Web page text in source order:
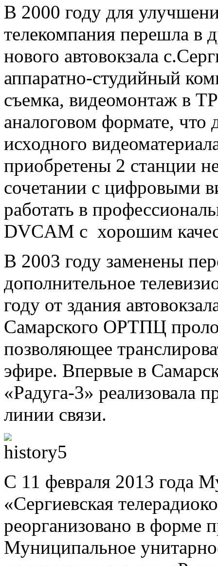
В 2000 году для
телекомпания перешла в
нового автовокзала
аппаратно-студийный
съемка, видеомонтаж в
аналоговом формате, что
исходного
приобретены 2 станции
сочетании с цифровыми
работать в
DVCAM с хорошим
В 2003 году заменены
дополнительное
году от здания
Самарского ОРТПЦ
позволяющее
эфире. Впервые в
«Радуга-3» реализовала
линии связи.
С 11 февраля 2013 года
«Сергиевская
реорганизовано в форме
Муниципальное